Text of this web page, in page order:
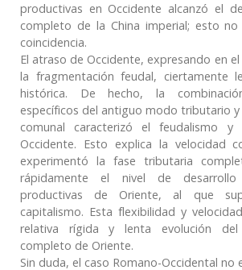
productivas en Occidente alcanzó el
completo de la China imperial; esto
coincidencia.
El atraso de Occidente, expresando en
la fragmentación feudal, ciertamente
histórica. De hecho, la
específicos del antiguo modo tributario
comunal caracterizó el feudalismo
Occidente. Esto explica la velocidad
experimentó la fase tributaria
rápidamente el nivel de
productivas de Oriente, al que
capitalismo. Esta flexibilidad y
relativa rígida y lenta evolución
completo de Oriente.
Sin duda, el caso Romano-Occidental no